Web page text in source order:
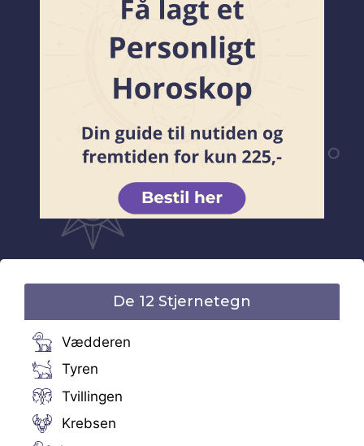
De 12 Stjernetegn
Vædderen
Tyren
Tvillingen
Krebsen